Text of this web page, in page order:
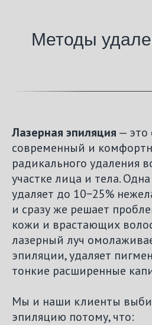
Методы
Лазерная эпиляция — это
современный и
радикального удаления
участке лица и тела.
удаляет до 10−25%
и сразу же решает
кожи и врастающих
лазерный луч
эпиляции, удаляет
тонкие расширенные
Мы и наши клиенты
эпиляцию потому, что: